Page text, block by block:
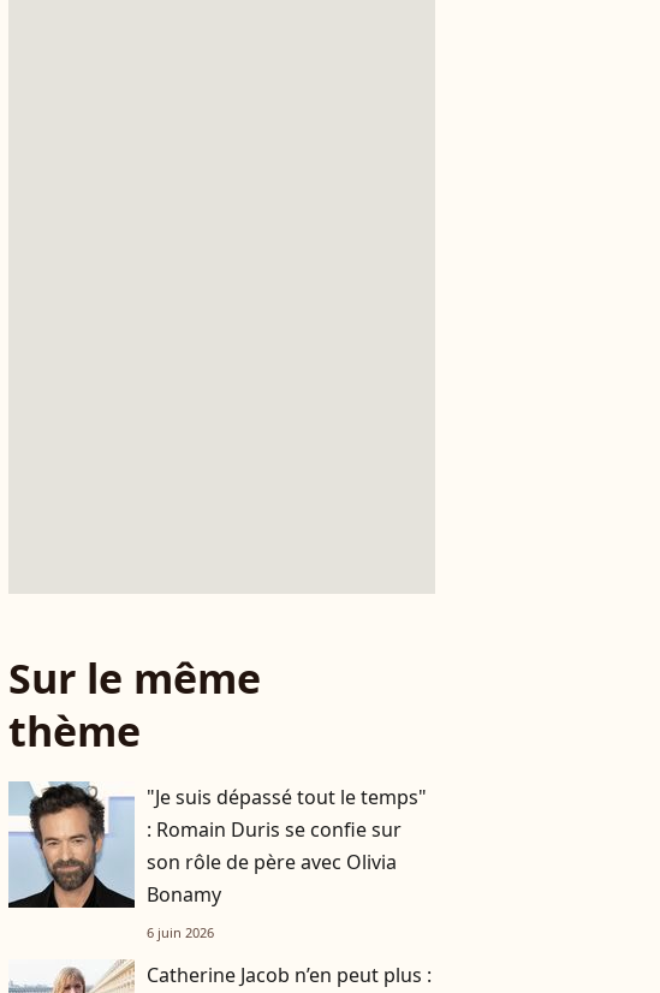
Sur le même
thème
"Je suis dépassé tout le temps"
: Romain Duris se confie sur
son rôle de père avec Olivia
Bonamy
6 juin 2026
Catherine Jacob n’en peut plus :